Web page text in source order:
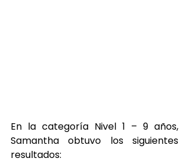
En la categoría Nivel 1 – 9 años,
Samantha obtuvo los siguientes
resultados: